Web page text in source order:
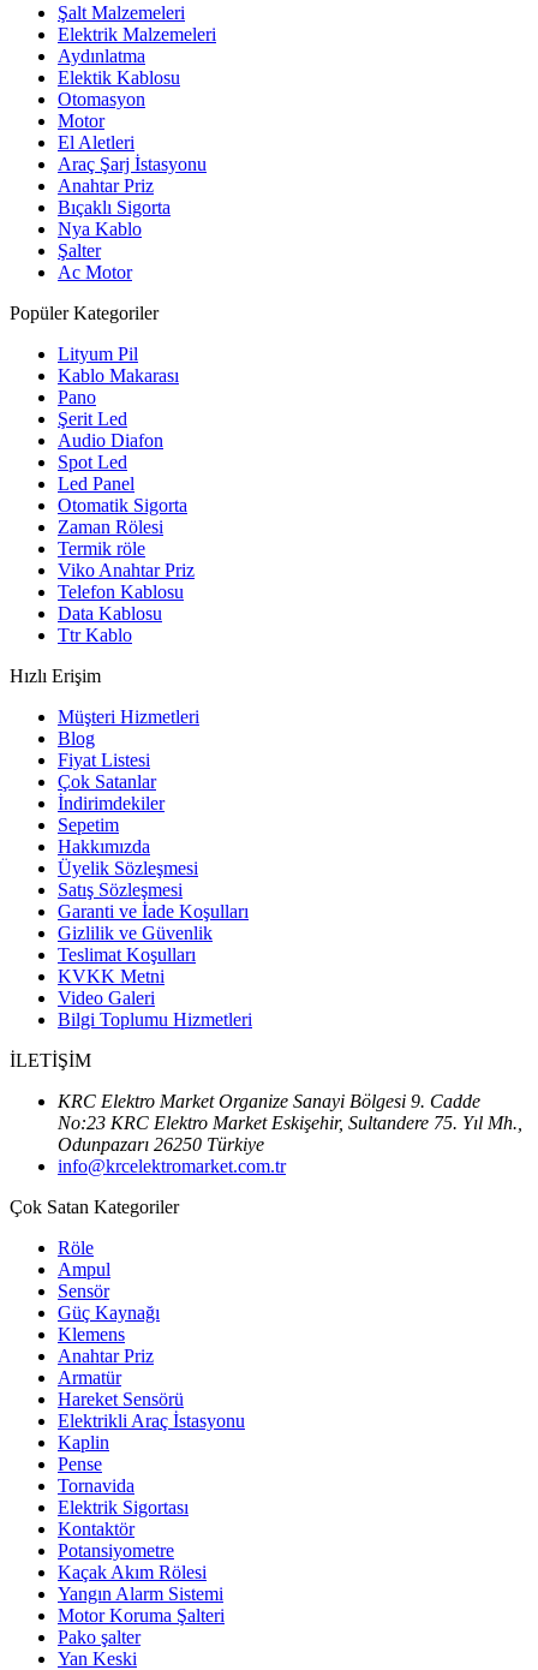
Şalt Malzemeleri
Elektrik Malzemeleri
Aydınlatma
Elektik Kablosu
Otomasyon
Motor
El Aletleri
Araç Şarj İstasyonu
Anahtar Priz
Bıçaklı Sigorta
Nya Kablo
Şalter
Ac Motor
Popüler Kategoriler
Lityum Pil
Kablo Makarası
Pano
Şerit Led
Audio Diafon
Spot Led
Led Panel
Otomatik Sigorta
Zaman Rölesi
Termik röle
Viko Anahtar Priz
Telefon Kablosu
Data Kablosu
Ttr Kablo
Hızlı Erişim
Müşteri Hizmetleri
Blog
Fiyat Listesi
Çok Satanlar
İndirimdekiler
Sepetim
Hakkımızda
Üyelik Sözleşmesi
Satış Sözleşmesi
Garanti ve İade Koşulları
Gizlilik ve Güvenlik
Teslimat Koşulları
KVKK Metni
Video Galeri
Bilgi Toplumu Hizmetleri
İLETİŞİM
KRC Elektro Market Organize Sanayi Bölgesi 9. Cadde
No:23 KRC Elektro Market Eskişehir, Sultandere 75. Yıl Mh.,
Odunpazarı 26250 Türkiye
info@krcelektromarket.com.tr
Çok Satan Kategoriler
Röle
Ampul
Sensör
Güç Kaynağı
Klemens
Anahtar Priz
Armatür
Hareket Sensörü
Elektrikli Araç İstasyonu
Kaplin
Pense
Tornavida
Elektrik Sigortası
Kontaktör
Potansiyometre
Kaçak Akım Rölesi
Yangın Alarm Sistemi
Motor Koruma Şalteri
Pako şalter
Yan Keski